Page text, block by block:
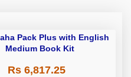
Pack Plus with English
Medium Book Kit
Rs 6,817.25